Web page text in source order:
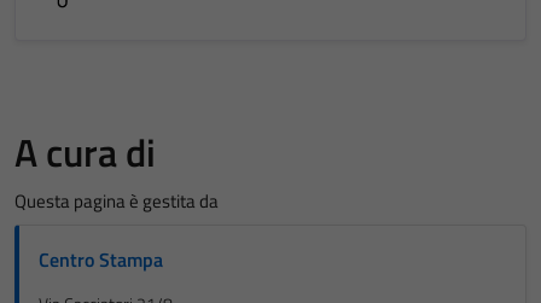
A cura di
Questa pagina è gestita da
Centro Stampa